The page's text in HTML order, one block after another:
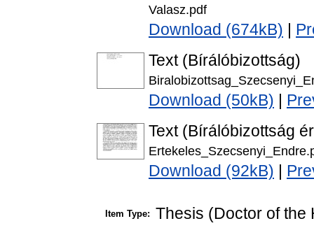
Valasz.pdf
Download (674kB)
Text (Bírálóbizottság)
Download (50kB)
Text (Bírálóbizottság
Download (92kB)
Item Type: Thesis (Doctor of the